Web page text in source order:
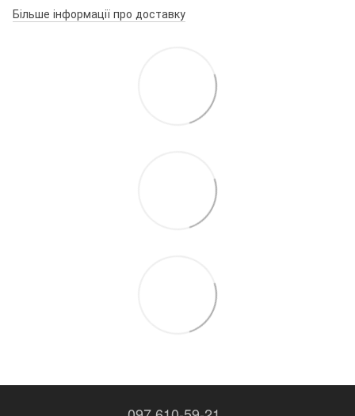
Більше інформації про доставку